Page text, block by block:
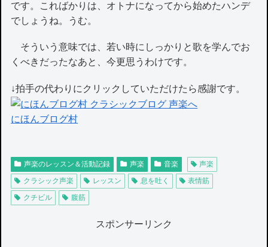
です。こればかりは、オトナになってから始めたハンデ
でしょうね。うむ。
そういう意味では、若い時にしっかりと歌を学んでお
くべきだったなあと、今更思うわけです。
↓拍手の代わりにクリックしていただけたら感謝です。
にほんブログ村
声楽のレッスン＆活動記録 声楽 音楽
声楽
クラシック声楽
レッスン 息を吐く
表情筋
クチビル
腹筋
スポンサーリンク